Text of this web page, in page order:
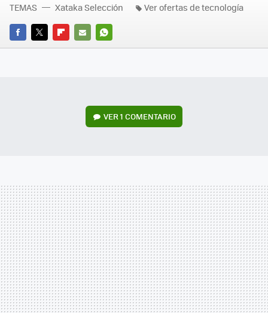
FACEBOOK
TWITTERFLIPBOARD
E-
WHATSAPP
TEMAS Xataka Selección Ver ofertas de tecnología
VER1 COMENTARIO